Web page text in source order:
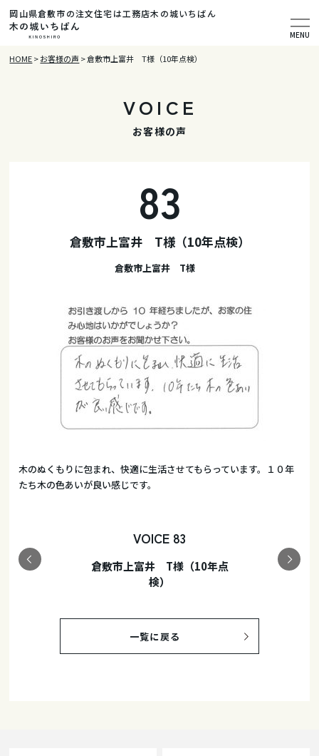
岡山県倉敷市の注文住宅は工務店木の城いちばん
MENU
HOME>お客様の声 >倉敷市上富井 T様（10年点検）
VOICE
お客様の声
83
倉敷市上富井 T様（10年点検）
倉敷市上富井 T様
木のぬくもりに包まれ、快適に生活させてもらっています。１０年
たち木の色あいが良い感じです。
VOICE 83
倉敷市上富井 T様（10年点
検）
一覧に戻る